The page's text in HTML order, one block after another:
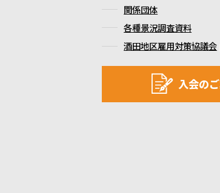
関係団体
各種景況調査資料
酒田地区雇用対策協議会
入会の